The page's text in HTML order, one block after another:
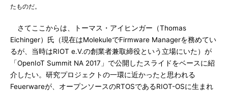
たものだ。
さてここからは、トーマス・アイヒンガー（Thomas
Eichinger）氏（現在はMolekuleでFirmware Managerを務めてい
るが、当時はRIOT e.V.の創業者兼取締役という立場にいた）が
「OpenIoT Summit NA 2017」で公開したスライドをベースに紹
介したい。研究プロジェクトの一環に近かったと思われる
Feuerwareが、オープンソースのRTOSであるRIOT-OSに生まれ